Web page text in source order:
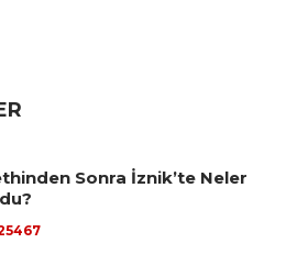
Sonra İznik’te Neler